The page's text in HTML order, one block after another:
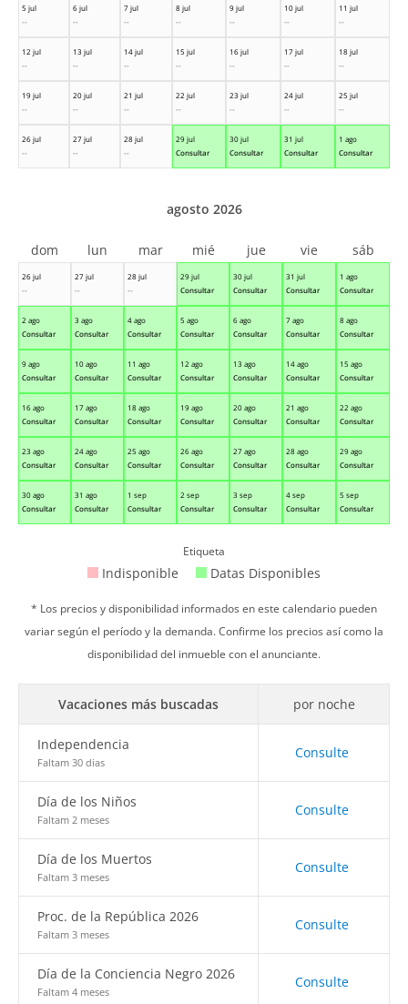
5 jul
--
6 jul
--
7 jul
--
8 jul
--
9 jul
--
10 jul
--
11 jul
--
12 jul
--
13 jul
--
14 jul
--
15 jul
--
16 jul
--
17 jul
--
18 jul
--
19 jul
--
20 jul
--
21 jul
--
22 jul
--
23 jul
--
24 jul
--
25 jul
--
26 jul
--
27 jul
--
28 jul
--
29 jul
Consultar
30 jul
Consultar
31 jul
Consultar
1 ago
Consultar
26 jul
--
27 jul
--
28 jul
--
29 jul
Consultar
30 jul
Consultar
31 jul
Consultar
1 ago
Consultar
2 ago
Consultar
3 ago
Consultar
4 ago
Consultar
5 ago
Consultar
6 ago
Consultar
7 ago
Consultar
8 ago
Consultar
9 ago
Consultar
10 ago
Consultar
11 ago
Consultar
12 ago
Consultar
13 ago
Consultar
14 ago
Consultar
15 ago
Consultar
16 ago
Consultar
17 ago
Consultar
18 ago
Consultar
19 ago
Consultar
20 ago
Consultar
21 ago
Consultar
22 ago
Consultar
23 ago
Consultar
24 ago
Consultar
25 ago
Consultar
26 ago
Consultar
27 ago
Consultar
28 ago
Consultar
29 ago
Consultar
30 ago
Consultar
31 ago
Consultar
1 sep
Consultar
2 sep
Consultar
3 sep
Consultar
4 sep
Consultar
5 sep
Consultar
agosto 2026
dom lun mar mié jue vie sáb
Etiqueta
Indisponible Datas Disponibles
* Los precios y disponibilidad informados en este calendario pueden
variar según el período y la demanda. Confirme los precios así como la
disponibilidad del inmueble con el anunciante.
Vacaciones más buscadas por noche
Independencia
Faltam 30 dias
Consulte
Día de los Niños
Faltam 2 meses
Consulte
Día de los Muertos
Faltam 3 meses
Consulte
Proc. de la República 2026
Faltam 3 meses
Consulte
Día de la Conciencia Negro 2026
Faltam 4 meses
Consulte